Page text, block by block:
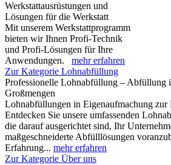
Werkstattausrüstungen und
Lösungen für die Werkstatt
Mit unserem Werkstattprogramm
bieten wir Ihnen Profi-Technik
und Profi-Lösungen für Ihre
Anwendungen. mehr erfahren
Zur Kategorie Lohnabfüllung
Professionelle Lohnabfüllung – Abfüllung
Großmengen
Lohnabfüllungen in Eigenaufmachung zur
Entdecken Sie unsere umfassenden
die darauf ausgerichtet sind, Ihr
maßgeschneiderte Abfülllösungen
Erfahrung... mehr erfahren
Zur Kategorie Über uns